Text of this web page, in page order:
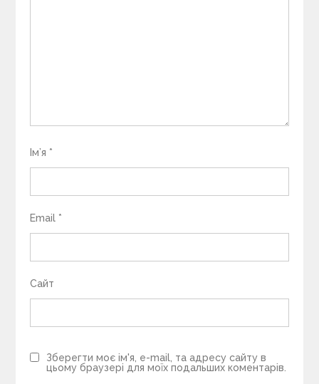
Ім’я *
Email *
Сайт
Зберегти моє ім'я, e-mail, та адресу сайту в
цьому браузері для моїх подальших коментарів.